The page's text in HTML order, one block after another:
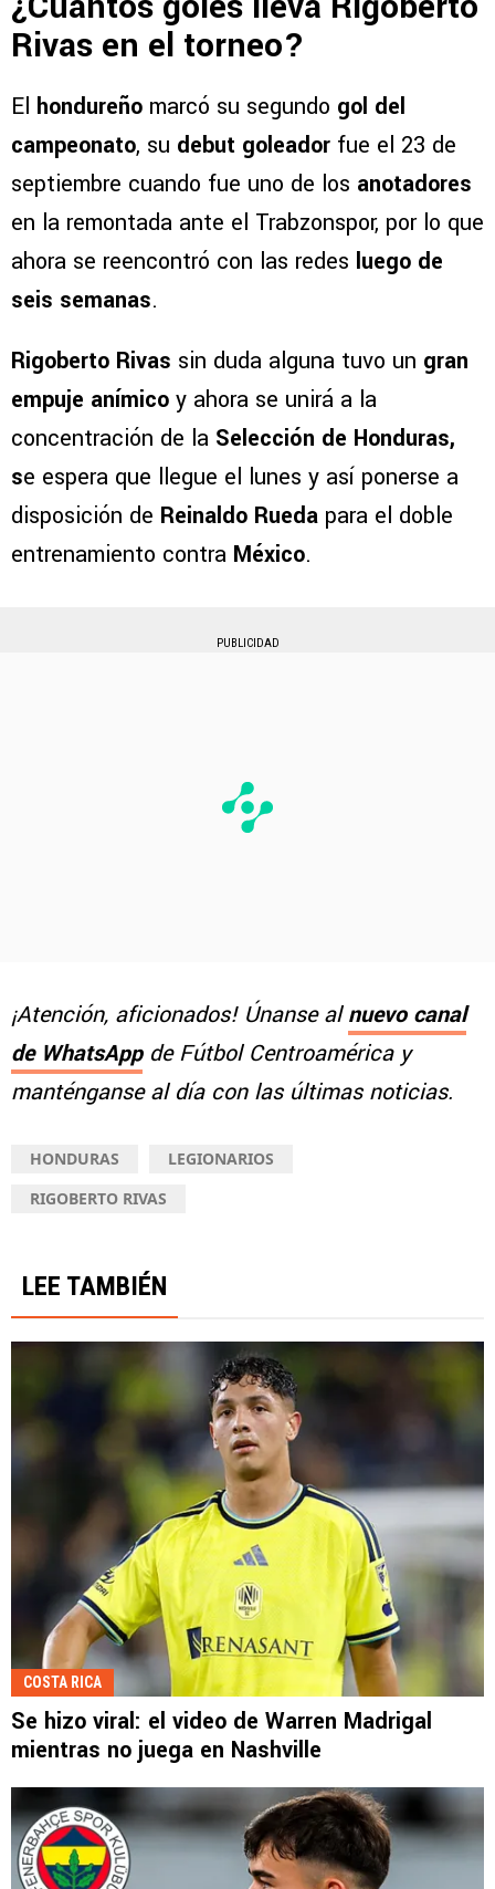
Rivas en el torneo?
El hondureño marcó su segundo gol del
campeonato, su debut goleador fue el 23 de
septiembre cuando fue uno de los anotadores
en la remontada ante el Trabzonspor, por lo que
ahora se reencontró con las redes luego de
seis semanas.
Rigoberto Rivas sin duda alguna tuvo un gran
empuje anímico y ahora se unirá a la
concentración de la Selección de Honduras,
se espera que llegue el lunes y así ponerse a
disposición de Reinaldo Rueda para el doble
entrenamiento contra México.
PUBLICIDAD
¡Atención, aficionados! Únanse alnuevo canal
de WhatsAppde Fútbol Centroamérica y
manténganse al día con las últimas noticias.
HONDURAS
LEGIONARIOS
RIGOBERTO RIVAS
LEE TAMBIÉN
COSTA RICA
Se hizo viral: el video de Warren Madrigal
mientras no juega en Nashville